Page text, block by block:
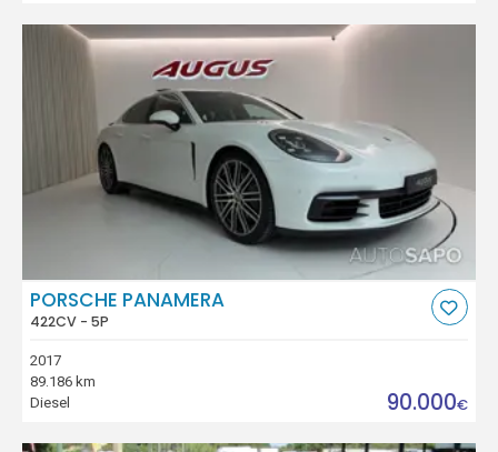
PORSCHE PANAMERA
422CV - 5P
2017
89.186 km
Diesel
90.000€